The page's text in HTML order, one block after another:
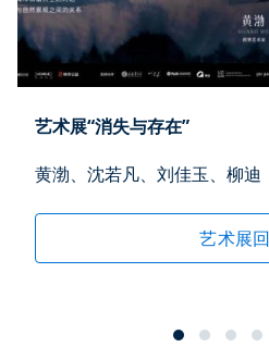
艺术展“消失与存在”
黄渤、沈若凡、刘佳玉、柳迪
艺术展